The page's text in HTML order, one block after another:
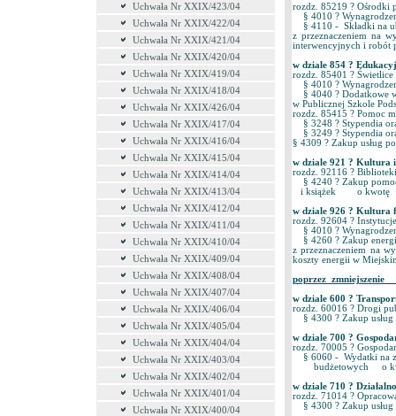
Uchwała Nr XXIX/423/04
Uchwała Nr XXIX/422/04
Uchwała Nr XXIX/421/04
Uchwała Nr XXIX/420/04
Uchwała Nr XXIX/419/04
Uchwała Nr XXIX/418/04
Uchwała Nr XXIX/426/04
Uchwała Nr XXIX/417/04
Uchwała Nr XXIX/416/04
Uchwała Nr XXIX/415/04
Uchwała Nr XXIX/414/04
Uchwała Nr XXIX/413/04
Uchwała Nr XXIX/412/04
Uchwała Nr XXIX/411/04
Uchwała Nr XXIX/410/04
Uchwała Nr XXIX/409/04
Uchwała Nr XXIX/408/04
Uchwała Nr XXIX/407/04
Uchwała Nr XXIX/406/04
Uchwała Nr XXIX/405/04
Uchwała Nr XXIX/404/04
Uchwała Nr XXIX/403/04
Uchwała Nr XXIX/402/04
Uchwała Nr XXIX/401/04
Uchwała Nr XXIX/400/04
rozdz. 85219 ?
§ 4010 ?
§ 4110 - Składki na
z przeznaczeniem na
interwencyjnych i robót
w dziale 854 ?
rozdz. 85401 ?
§ 4010 ?
§ 4040 ? Dodatkowe
w Publicznej Szkole
rozdz. 85415 ?
§ 3248 ? Stypendia
§ 3249 ? Stypendia
§ 4309 ? Zakup
w dziale 921 ?
rozdz. 92116 ?
§ 4240 ? Zakup
i książek o kwotę
w dziale 926 ?
rozdz. 92604 ?
§ 4010 ?
§ 4260 ? Zakup
z przeznaczeniem na
koszty energii w
poprzez zmniejszenie
w dziale 600 ?
rozdz. 60016 ? Drogi
§ 4300 ? Zakup
w dziale 700 ?
rozdz. 70005 ?
§ 6060 - Wydatki na
budżetowych o
w dziale 710 ?
rozdz. 71014 ?
§ 4300 ? Zakup